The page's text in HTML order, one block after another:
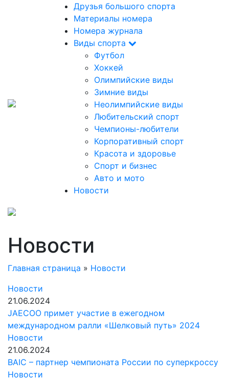
Друзья большого спорта
Материалы номера
Номера журнала
Виды спорта
Футбол
Хоккей
Олимпийские виды
Зимние виды
Неолимпийские виды
Любительский спорт
Чемпионы-любители
Корпоративный спорт
Красота и здоровье
Спорт и бизнес
Авто и мото
Новости
Новости
Главная страница » Новости
Новости
21.06.2024
JAECOO примет участие в ежегодном
международном ралли «Шелковый путь» 2024
Новости
21.06.2024
BAIC – партнер чемпионата России по суперкроссу
Новости